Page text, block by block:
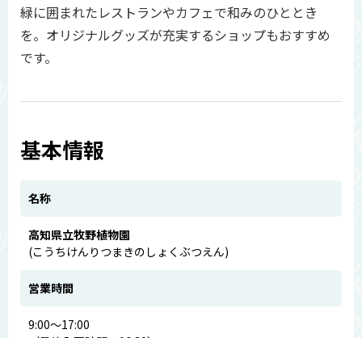
緑に囲まれたレストランやカフェで和みのひととき
を。オリジナルグッズが充実するショップもおすすめ
です。
基本情報
名称
高知県立牧野植物園
(こうちけんりつまきのしょくぶつえん)
営業時間
9:00～17:00